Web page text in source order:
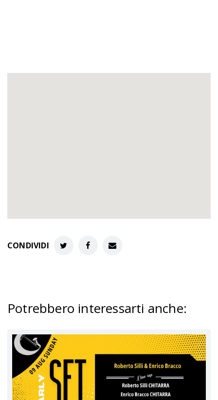
CONDIVIDI
Potrebbero interessarti anche: